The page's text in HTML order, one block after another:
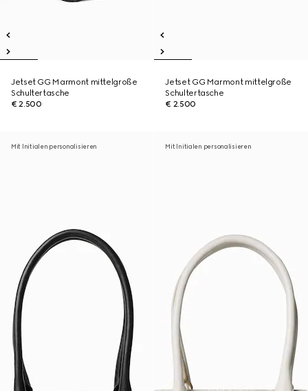
Jetset GG Marmont mittelgroße
Schultertasche
€ 2.500
Jetset GG Marmont mittelgroße
Schultertasche
€ 2.500
Mit Initialen personalisieren Mit Initialen personalisieren